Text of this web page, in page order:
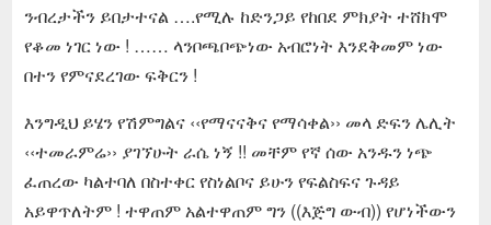
ንብረታችን ይበታተናል ….የሚሉ ከድንጋይ የከበደ ምክያት ተሸክሞ
የቆመ ነገር ነው ! …… ላንቦጫቦጭነው አብሮነት እንደቅመም ነው
በተን የምናደረገው ፍቅርን !
እንግዲህ ይሄን የሽምግልና ‹‹የማናናቅና የማሳቀል›› መላ ድፍን ሌሊት
‹‹ተመራምሬ›› ያገኘሁት ራሴ ነኝ !! መቸም የኛ ሰው አንዱን ነጭ
ፈጠረው ካልተባለ በስተቀር የስነልቦና ይሁን የፍልስፍና ጉዳይ
አይዋጥለትም ! ተዋጠም አልተዋጠም ግን ((እጅግ ውብ)) የሆነችውን